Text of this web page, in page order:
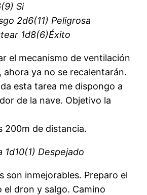
Si
2d6(11) Peligrosa
1d8(6)Éxito
el mecanismo de ventilación
ahora ya no se recalentarán.
esta tarea me dispongo a
de la nave. Objetivo la
200m de distancia.
1d10(1) Despejado
son inmejorables. Preparo el
el dron y salgo. Camino